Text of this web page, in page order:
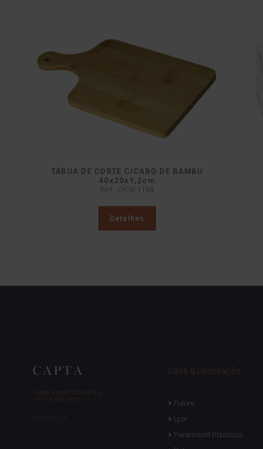
TÁBUA DE CORTE C/CABO DE BAMBU
40x20x1,2cm
Ref.: LYOR-1148
Detalhes
Capta Venda Consultiva.
31.918.654/0001-22
Fortaleza, CE,
Casa & Decoração
Future
Lyor
Paramount Plásticos